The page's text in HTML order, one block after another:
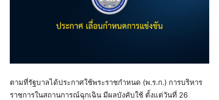
ตามที่รัฐบาลได้ประกาศใช้พระราชกำหนด (พ.ร.ก.) การบริหาร
ราชการในสถานการณ์ฉุกเฉิน มีผลบังคับใช้ ตั้งแต่วันที่ 26